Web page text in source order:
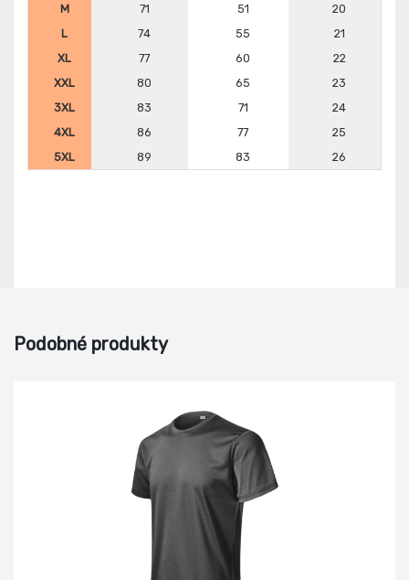
M
71 51
20
L
74 55
21
XL
77 60
22
XXL
80 65
23
3XL
83 71
24
4XL
86 77
25
5XL
89 83 26
Podobné produkty